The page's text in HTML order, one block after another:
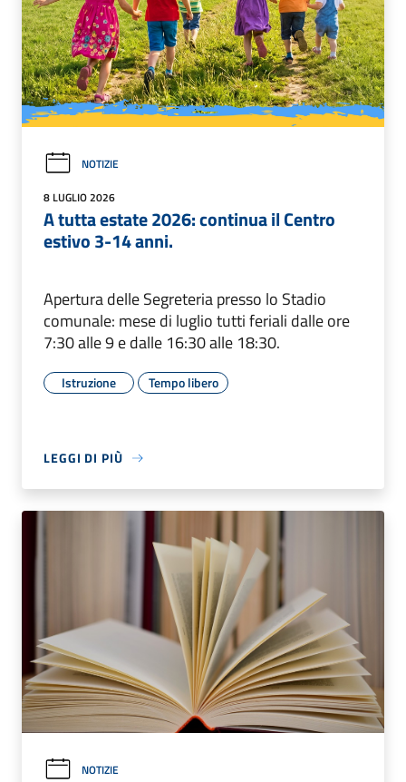
NOTIZIE
8 LUGLIO 2026
A tutta estate 2026: continua il Centro
estivo 3-14 anni.
Apertura delle Segreteria presso lo Stadio
comunale: mese di luglio tutti feriali dalle ore
7:30 alle 9 e dalle 16:30 alle 18:30.
Istruzione Tempo libero
LEGGI DI PIÙ
NOTIZIE